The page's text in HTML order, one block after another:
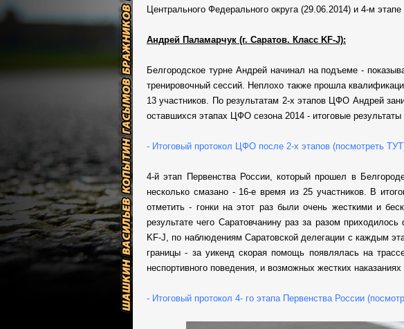
Центрального Федерального округа (29.06.2014) и 4-м
Андрей Паламарчук (г. Саратов. Класс KF-J):
Белгородское турне Андрей начинал на подъеме -
тренировочный сессий. Неплохо также прошла
13 участников. По результатам 2-х этапов ЦФО Андрей
оставшихся этапах ЦФО сезона 2014 - итоговые
- Итоговый протокол ЦФО после 2-х этапов (посмотреть
4-й этап Первенства России, который прошел в
несколько смазано - 16-е время из 25 участников. В
отметить - гонки на этот раз были очень жесткими и
результате чего Саратовчанину раз за разом
KF-J, по наблюдениям Саратовской делегации с каждым
границы - за уикенд скорая помощь появлялась на
неспортивного поведения, и возможных жестких
- Итоговый протокол 4- го этапа Первенства России